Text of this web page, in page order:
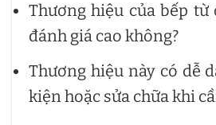
Thương hiệu của bếp
đánh giá cao không?
Thương hiệu này có dễ
kiện hoặc sửa chữa khi